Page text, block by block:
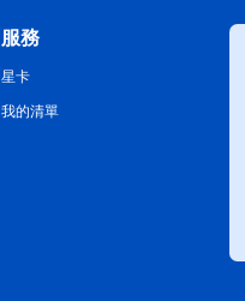
服務
星卡
我的清單